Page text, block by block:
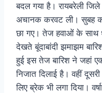
बदल गया है। रायबरेली
अचानक करवट ली। सुबह
छा गए। तेज हवाओं के साथ
देखते बूंदाबांदी झमाझम
हुई इस तेज बारिश ने जहां
निजात दिलाई है। वहीं
लिए ब्रेक भी लगा दिया।